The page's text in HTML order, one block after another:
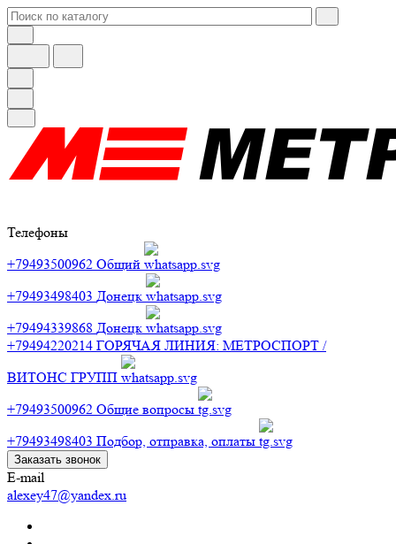
Телефоны
+79493500962 Общий
+79493498403 Донецк
+79494339868 Донецк
+79494220214 ГОРЯЧАЯ ЛИНИЯ: МЕТРОСПОРТ /
ВИТОНС ГРУПП
+79493500962 Общие вопросы
+79493498403 Подбор, отправка, оплаты
Заказать звонок
E-mail
alexey47@yandex.ru